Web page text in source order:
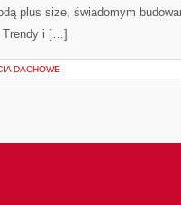
plus size, świadomym
Trendy i […]
DACHOWE